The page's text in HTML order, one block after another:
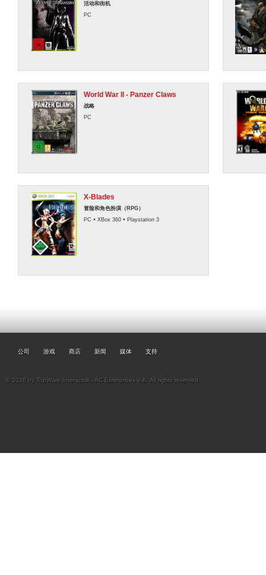
活动和街机
PC
World War II - Panzer Claws
战略
PC
X-Blades
冒险和角色扮演（RPG）
PC • XBox 360 • Playstation 3
公司 游戏 商店 新闻 媒体 支持
© 2026 by TopWare Interactve - AC Enterprises e.K. All rights reserved.